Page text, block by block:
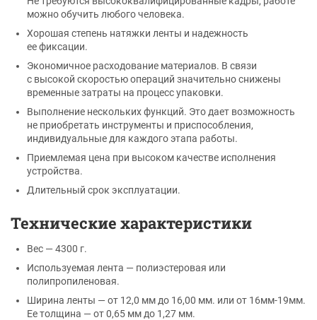
можно обучить любого человека.
Хорошая степень натяжки ленты и надежность
ее фиксации.
Экономичное расходование материалов. В связи
с высокой скоростью операций значительно снижены
временные затраты на процесс упаковки.
Выполнение нескольких функций. Это дает возможность
не приобретать инструменты и приспособления,
индивидуальные для каждого этапа работы.
Приемлемая цена при высоком качестве исполнения
устройства.
Длительный срок эксплуатации.
Технические характеристики
Вес — 4300 г.
Используемая лента — полиэстеровая или
полипропиленовая.
Ширина ленты — от 12,0 мм до 16,00 мм. или от 16мм-19мм.
Ее толщина — от 0,65 мм до 1,27 мм.